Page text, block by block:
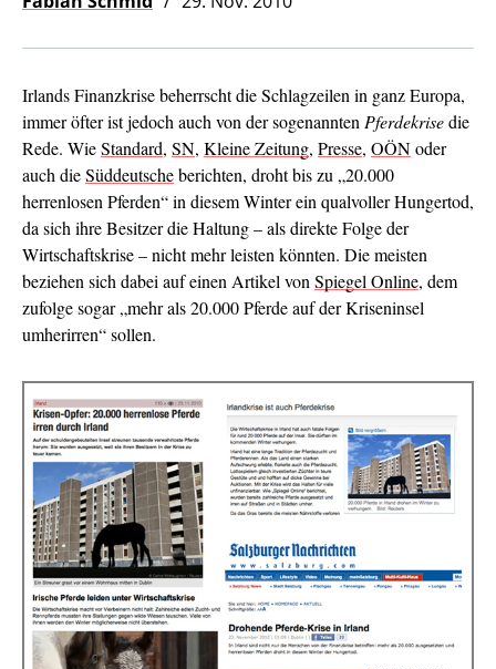
Irlands Finanzkrise beherrscht die Schlagzeilen in ganz Europa,
immer öfter ist jedoch auch von der sogenannten Pferdekrisedie
Rede. WieStandard, SN, Kleine Zeitung, Presse, OÖNoder
auch dieSüddeutscheberichten, droht bis zu „20.000
herrenlosen Pferden“ in diesem Winter ein qualvoller Hungertod,
da sich ihre Besitzer die Haltung – als direkte Folge der
Wirtschaftskrise – nicht mehr leisten könnten. Die meisten
beziehen sich dabei auf einen Artikel von Spiegel Online, dem
zufolge sogar „mehr als 20.000 Pferde auf der Kriseninsel
umherirren“ sollen.